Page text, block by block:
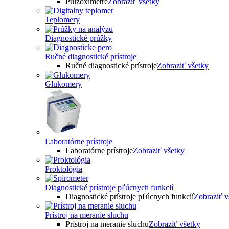
Teplomery
Diagnostické prúžky
Ručné diagnostické prístroje
Ručné diagnostické prístrojeZobraziť všetky
Glukomery
Laboratórne prístroje
Laboratórne prístrojeZobraziť všetky
Proktológia
Diagnostické prístroje pľúcnych funkcií
Diagnostické prístroje pľúcnych funkciíZobraziť
Prístroj na meranie sluchu
Prístroj na meranie sluchuZobraziť všetky